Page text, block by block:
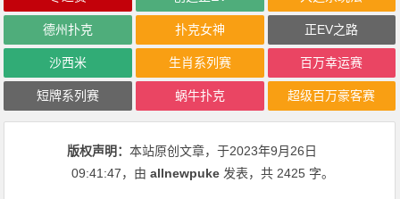
德州扑克 扑克女神 正EV之路
沙西米 生肖系列赛 百万幸运赛
短牌系列赛 蜗牛扑克 超级百万豪客赛
版权声明：本站原创文章，于2023年9月26日
09:41:47，由allnewpuke 发表，共 2425 字。